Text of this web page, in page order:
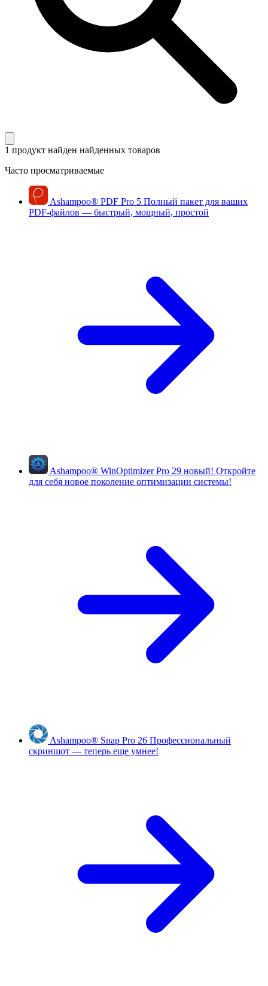
1 продукт найден найденных товаров
Часто просматриваемые
Ashampoo® PDF Pro 5 Полный пакет для ваших
PDF-файлов — быстрый, мощный, простой
Ashampoo® WinOptimizer Pro 29 новый! Откройте
для себя новое поколение оптимизации системы!
Ashampoo® Snap Pro 26 Профессиональный
скриншот — теперь еще умнее!